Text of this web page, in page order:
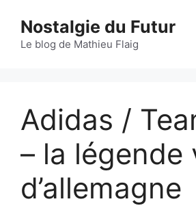
contenu
Nostalgie du Futur
Le blog de Mathieu Flaig
Adidas /
– la légende
d’allemagne